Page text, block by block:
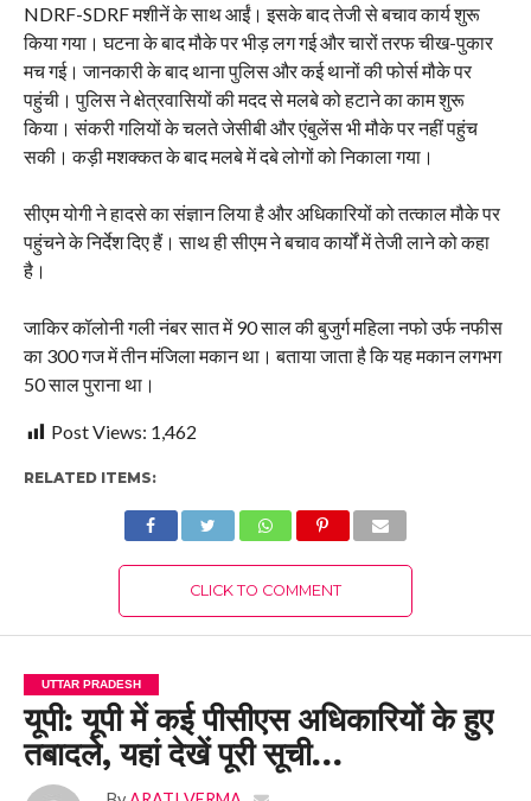
NDRF-SDRF मशीनें के साथ आईं। इसके बाद तेजी से बचाव कार्य शुरू
किया गया। घटना के बाद मौके पर भीड़ लग गई और चारों तरफ चीख-पुकार
मच गई। जानकारी के बाद थाना पुलिस और कई थानों की फोर्स मौके पर
पहुंची। पुलिस ने क्षेत्रवासियों की मदद से मलबे को हटाने का काम शुरू
किया। संकरी गलियों के चलते जेसीबी और एंबुलेंस भी मौके पर नहीं पहुंच
सकी। कड़ी मशक्कत के बाद मलबे में दबे लोगों को निकाला गया।
सीएम योगी ने हादसे का संज्ञान लिया है और अधिकारियों को तत्काल मौके पर
पहुंचने के निर्देश दिए हैं। साथ ही सीएम ने बचाव कार्यों में तेजी लाने को कहा
है।
जाकिर कॉलोनी गली नंबर सात में 90 साल की बुजुर्ग महिला नफो उर्फ नफीस
का 300 गज में तीन मंजिला मकान था। बताया जाता है कि यह मकान लगभग
50 साल पुराना था।
Post Views: 1,462
RELATED ITEMS:
CLICK TO COMMENT
UTTAR PRADESH
यूपी: यूपी में कई पीसीएस अधिकारियों के हुए
तबादले, यहां देखें पूरी सूची…